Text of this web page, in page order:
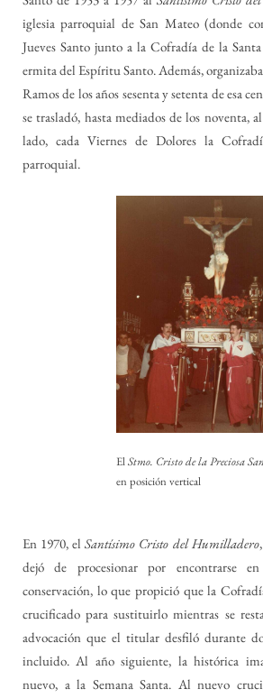
iglesia parroquial de San Mateo (donde
Jueves Santo junto a la Cofradía de la
ermita del Espíritu Santo. Además,
Ramos de los años sesenta y setenta de esa
se trasladó, hasta mediados de los noventa,
lado, cada Viernes de Dolores la
parroquial.
ElStmo. Cristo de la Preciosa
en posición vertical
En 1970, elSantísimo Cristo del Humilladero
dejó de procesionar por encontrarse
conservación, lo que propició que la
crucificado para sustituirlo mientras se
advocación que el titular desfiló durante
incluido. Al año siguiente, la histórica
nuevo, a la Semana Santa. Al nuevo